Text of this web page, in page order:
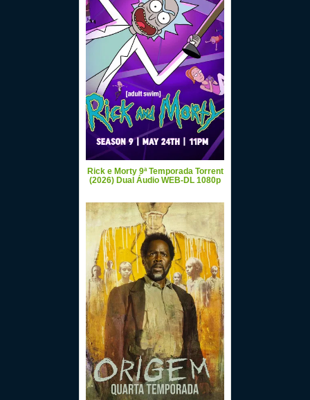
Rick e Morty 9ª Temporada Torrent
(2026) Dual Áudio WEB-DL 1080p